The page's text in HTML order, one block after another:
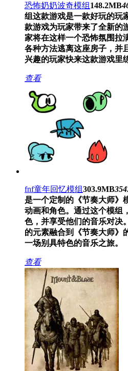
恐怖奶奶波奇模组 148.2MB
组这款游戏是一款好玩的玩
款游戏为玩家带来了全新的
家将在这样一个恐怖氛围拉
各种方法逃离这座房子，并
兴趣的玩家快来这款游戏里
查看
fnf童年回忆模组303.9MB
是一个定制的《节奏大师》
动画和角色。通过这个模组
色，并享受他们的音乐对决
的元素融合到《节奏大师》
一场别具特色的音乐之旅。
查看